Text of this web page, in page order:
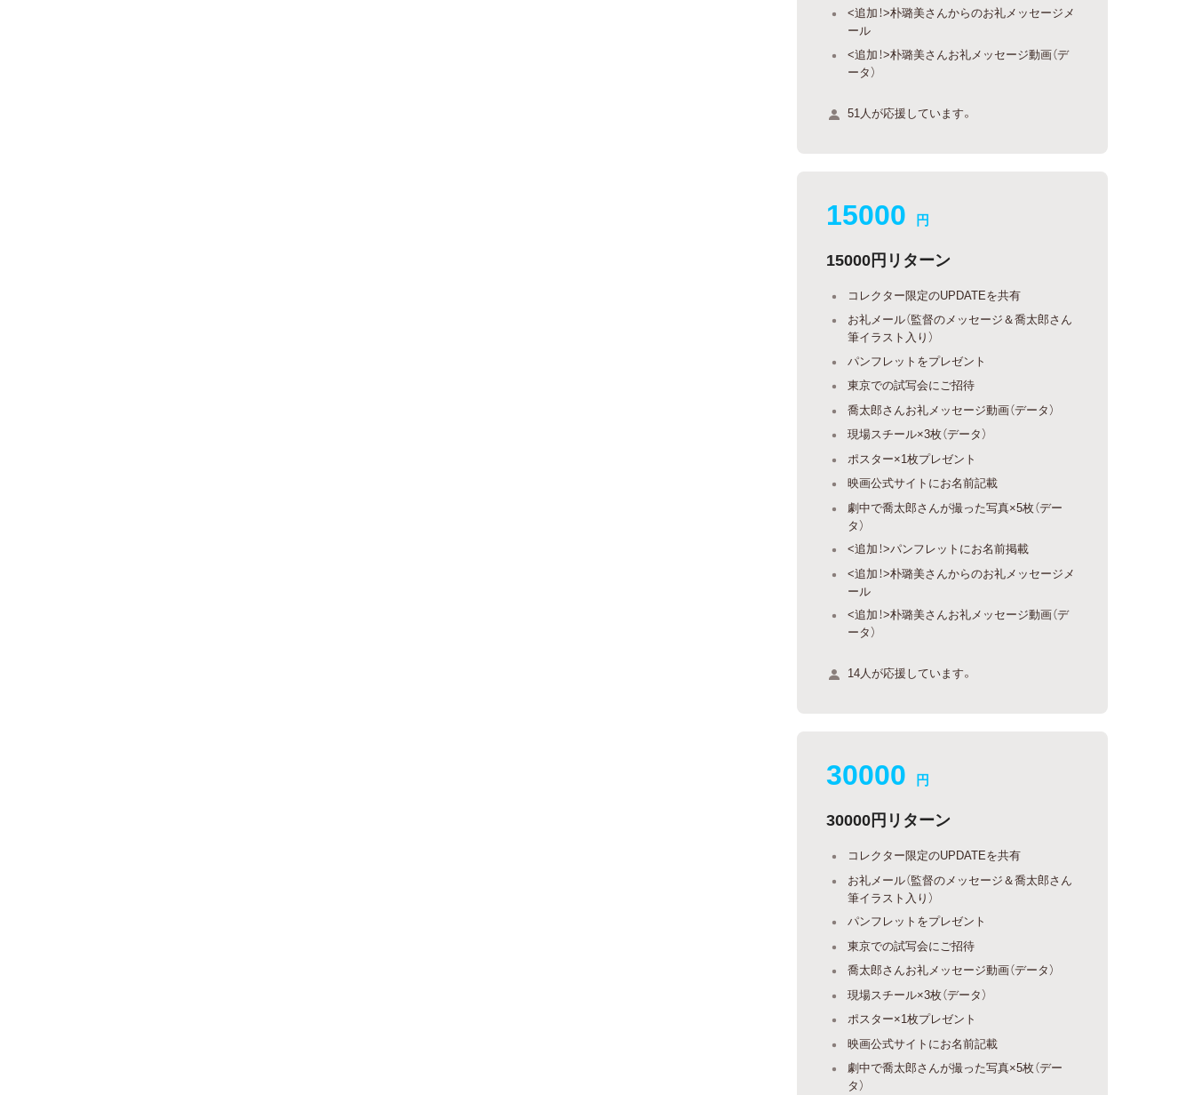
<追加！>朴璐美さんからのお礼メッセージメ
ール
<追加！>朴璐美さんお礼メッセージ動画（デ
ータ）
51人が応援しています。
15000 円
15000円リターン
コレクター限定のUPDATEを共有
お礼メール（監督のメッセージ＆喬太郎さん
筆イラスト入り）
パンフレットをプレゼント
東京での試写会にご招待
喬太郎さんお礼メッセージ動画（データ）
現場スチール×3枚（データ）
ポスター×1枚プレゼント
映画公式サイトにお名前記載
劇中で喬太郎さんが撮った写真×5枚（デー
タ）
<追加！>パンフレットにお名前掲載
<追加！>朴璐美さんからのお礼メッセージメ
ール
<追加！>朴璐美さんお礼メッセージ動画（デ
ータ）
14人が応援しています。
30000 円
30000円リターン
コレクター限定のUPDATEを共有
お礼メール（監督のメッセージ＆喬太郎さん
筆イラスト入り）
パンフレットをプレゼント
東京での試写会にご招待
喬太郎さんお礼メッセージ動画（データ）
現場スチール×3枚（データ）
ポスター×1枚プレゼント
映画公式サイトにお名前記載
劇中で喬太郎さんが撮った写真×5枚（デー
タ）